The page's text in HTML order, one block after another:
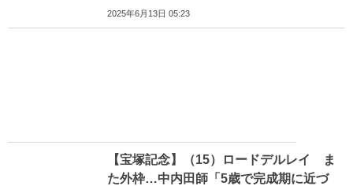
2025年6月13日 05:23
【宝塚記念】（15）ロードデルレイ ま
た外枠…中内田師「5歳で完成期に近づ